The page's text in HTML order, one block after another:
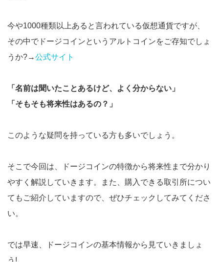
今や1000種類以上あると言われている仮想通貨ですが、
その中でドージコインというアルトコインをご存知でしょ
うか?→公式サイト
「名前は聞いたことあるけど、よく分からない」
「そもそも将来性はあるの？」
このような疑問を持っている方も多いでしょう。
そこで今回は、ドージコインの特徴から将来性まで分かり
やすく解説していきます。また、購入できる取引所につい
てもご紹介していますので、ぜひチェックしてみてくださ
い。
では早速、ドージコインの基本情報から見ていきましょ
う!